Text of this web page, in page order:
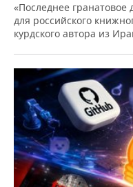
«Последнее
для российского
курдского автора из